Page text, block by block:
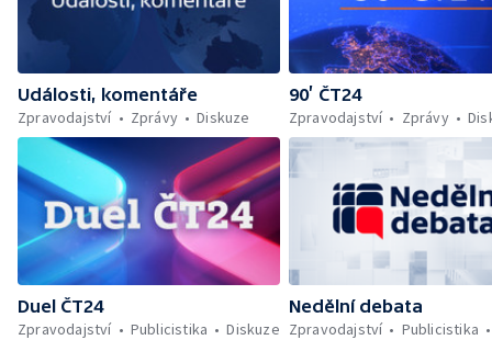
Události, komentáře
Zpravodajství
Zprávy Diskuze
90’ ČT24
Zpravodajství
Zprávy
Duel ČT24
Zpravodajství
Publicistika Diskuze
Nedělní debata
Zpravodajství
Publicistika